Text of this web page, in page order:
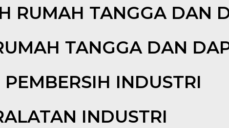
RUMAH TANGGA DAN
TANGGA DAN
INDUSTRI
INDUSTRI